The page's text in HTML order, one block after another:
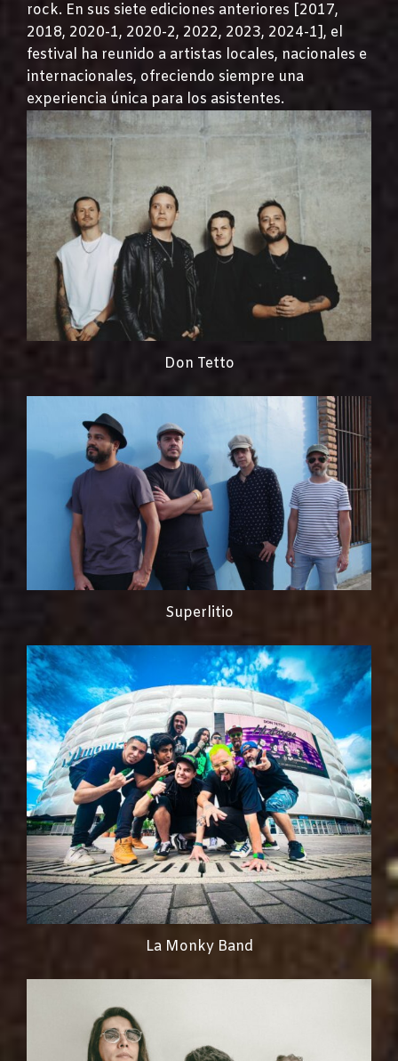
rock. En sus siete ediciones anteriores [2017,
2018, 2020-1, 2020-2, 2022, 2023, 2024-1], el
festival ha reunido a artistas locales, nacionales e
internacionales, ofreciendo siempre una
experiencia única para los asistentes.
Don Tetto
Superlitio
La Monky Band